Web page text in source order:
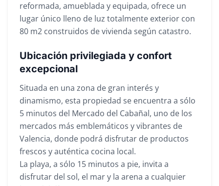
reformada, amueblada y equipada, ofrece un
lugar único lleno de luz totalmente exterior con
80 m2 construidos de vivienda según catastro.
Ubicación privilegiada y confort
excepcional
Situada en una zona de gran interés y
dinamismo, esta propiedad se encuentra a sólo
5 minutos del Mercado del Cabañal, uno de los
mercados más emblemáticos y vibrantes de
Valencia, donde podrá disfrutar de productos
frescos y auténtica cocina local.
La playa, a sólo 15 minutos a pie, invita a
disfrutar del sol, el mar y la arena a cualquier